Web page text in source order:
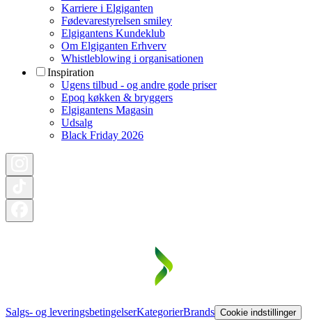
Karriere i Elgiganten
Fødevarestyrelsen smiley
Elgigantens Kundeklub
Om Elgiganten Erhverv
Whistleblowing i organisationen
Inspiration
Ugens tilbud - og andre gode priser
Epoq køkken & bryggers
Elgigantens Magasin
Udsalg
Black Friday 2026
Salgs- og leveringsbetingelserKategorierBrands Cookie indstillinger